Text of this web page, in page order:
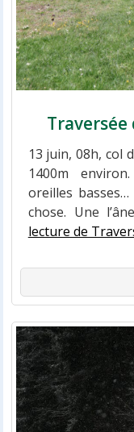
Traversée
13 juin, 08h, col
1400m
oreilles
chose. Une
lecture de